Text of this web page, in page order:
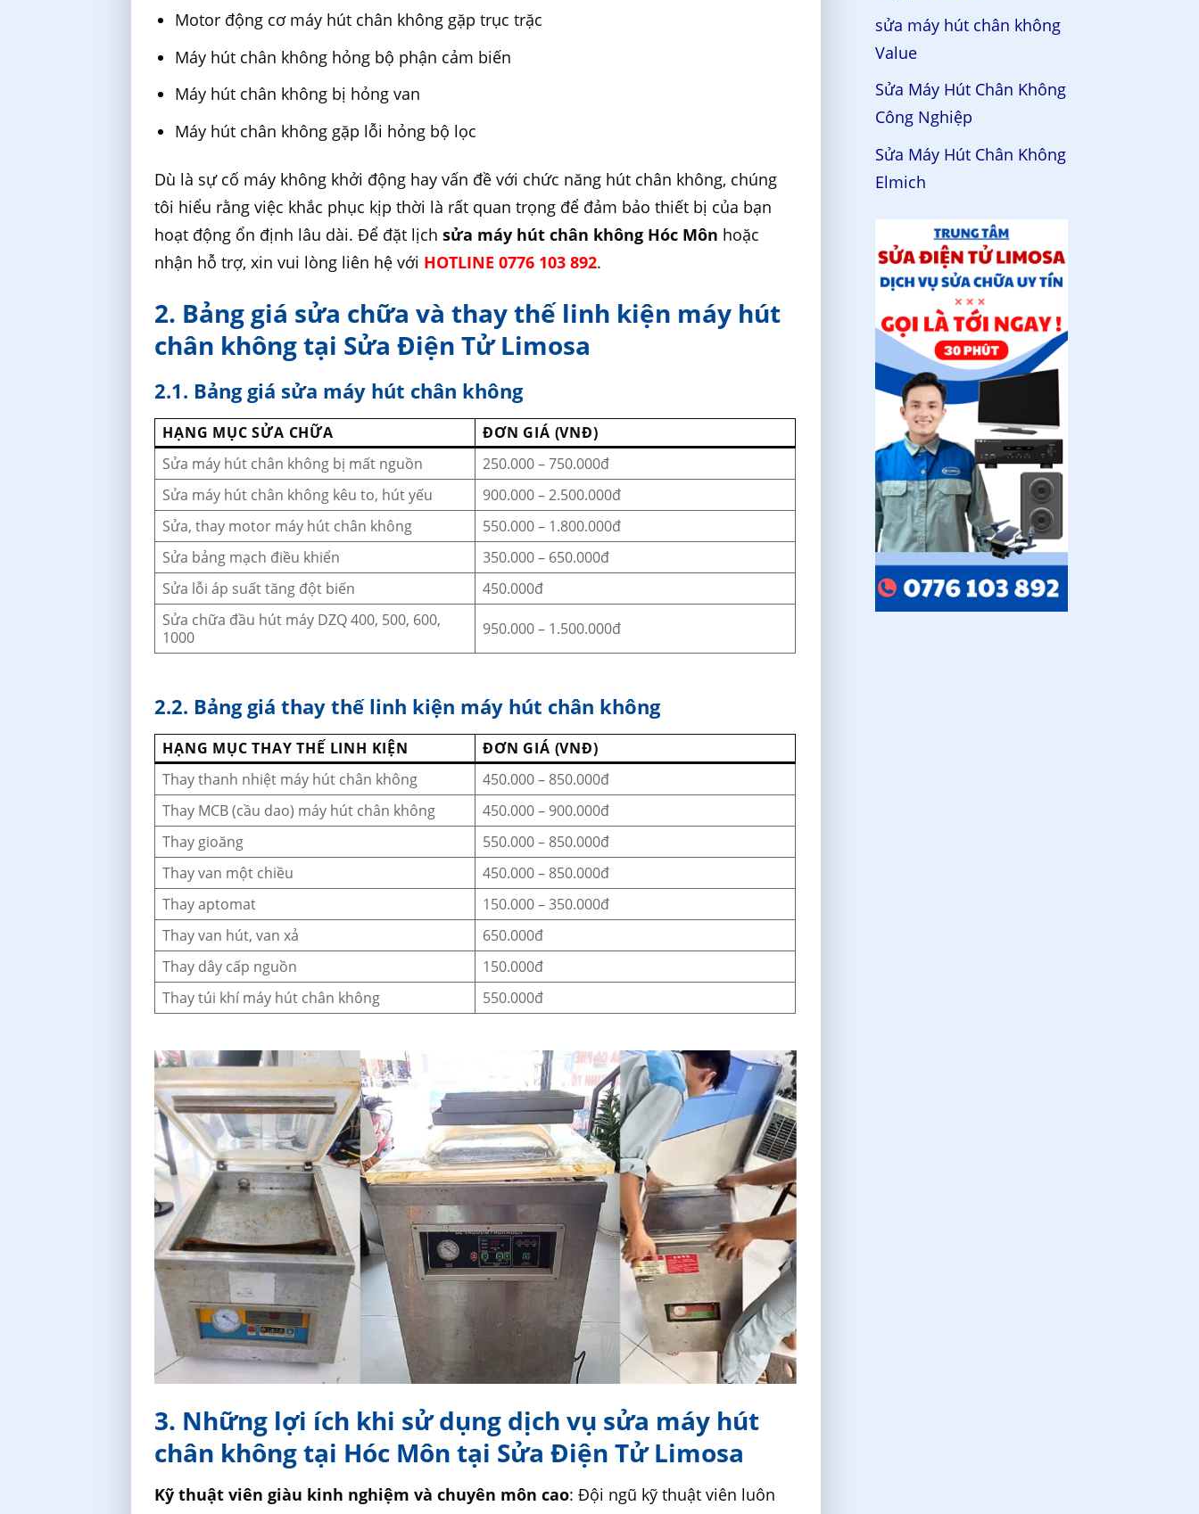
Motor động cơ máy hút chân không gặp trục trặc
Máy hút chân không hỏng bộ phận cảm biến
Máy hút chân không bị hỏng van
Máy hút chân không gặp lỗi hỏng bộ lọc
Dù là sự cố máy không khởi động hay vấn đề với chức năng hút chân không, chúng
tôi hiểu rằng việc khắc phục kịp thời là rất quan trọng để đảm bảo thiết bị của bạn
hoạt động ổn định lâu dài. Để đặt lịchsửa máy hút chân không Hóc Môn hoặc
nhận hỗ trợ, xin vui lòng liên hệ với HOTLINE 0776 103 892.
2. Bảng giá sửa chữa và thay thế linh kiện máy hút
chân không tại Sửa Điện Tử Limosa
2.1. Bảng giá sửa máy hút chân không
HẠNG MỤC SỬA CHỮA
ĐƠN GIÁ (VNĐ)
Sửa máy hút chân không bị mất nguồn
250.000 – 750.000đ
Sửa máy hút chân không kêu to, hút yếu
900.000 – 2.500.000đ
Sửa, thay motor máy hút chân không
550.000 – 1.800.000đ
Sửa bảng mạch điều khiển
350.000 – 650.000đ
Sửa lỗi áp suất tăng đột biến
450.000đ
Sửa chữa đầu hút máy DZQ 400, 500, 600,
1000
950.000 – 1.500.000đ
2.2. Bảng giá thay thế linh kiện máy hút chân không
HẠNG MỤC THAY THẾ LINH KIỆN
ĐƠN GIÁ (VNĐ)
Thay thanh nhiệt máy hút chân không
450.000 – 850.000đ
Thay MCB (cầu dao) máy hút chân không
450.000 – 900.000đ
Thay gioăng
550.000 – 850.000đ
Thay van một chiều
450.000 – 850.000đ
Thay aptomat
150.000 – 350.000đ
Thay van hút, van xả
650.000đ
Thay dây cấp nguồn
150.000đ
Thay túi khí máy hút chân không
550.000đ
3. Những lợi ích khi sử dụng dịch vụ sửa máy hút
chân không tại Hóc Môn tại Sửa Điện Tử Limosa
Kỹ thuật viên giàu kinh nghiệm và chuyên môn cao: Đội ngũ kỹ thuật viên luôn
sửa máy hút chân không
Value
Sửa Máy Hút Chân Không
Công Nghiệp
Sửa Máy Hút Chân Không
Elmich